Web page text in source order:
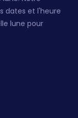
dates et l'heure
lune pour